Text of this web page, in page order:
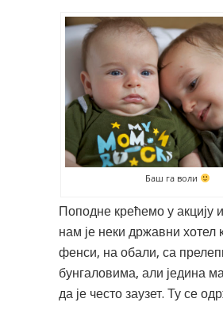
Баш га воли
Поподне крећемо у акцију
нам је неки државни хотел
фенси, на обали, са
бунгаловима, али једина
да је често заузет. Ту се